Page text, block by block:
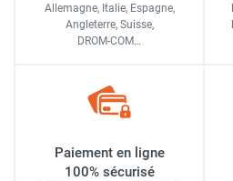
Allemagne, Italie, Espagne,
Angleterre, Suisse,
DROM-COM…
Paiement en ligne
100% sécurisé